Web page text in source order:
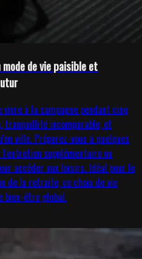
de vie paisible et
vivre à la campagne pendant cinq
tranquillité incomparable, et
ville. Préparez-vous à quelques
supplémentaire ou
accéder aux loisirs. Idéal pour le
de la retraite, ce choix de vie
bien-être global.